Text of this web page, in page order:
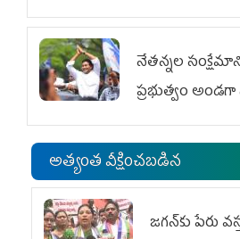
విభాగం
నేతన్నల
ప్రభుత్వం
అత్యంత వీక్షించబడిన
జగన్‌కు పేరు